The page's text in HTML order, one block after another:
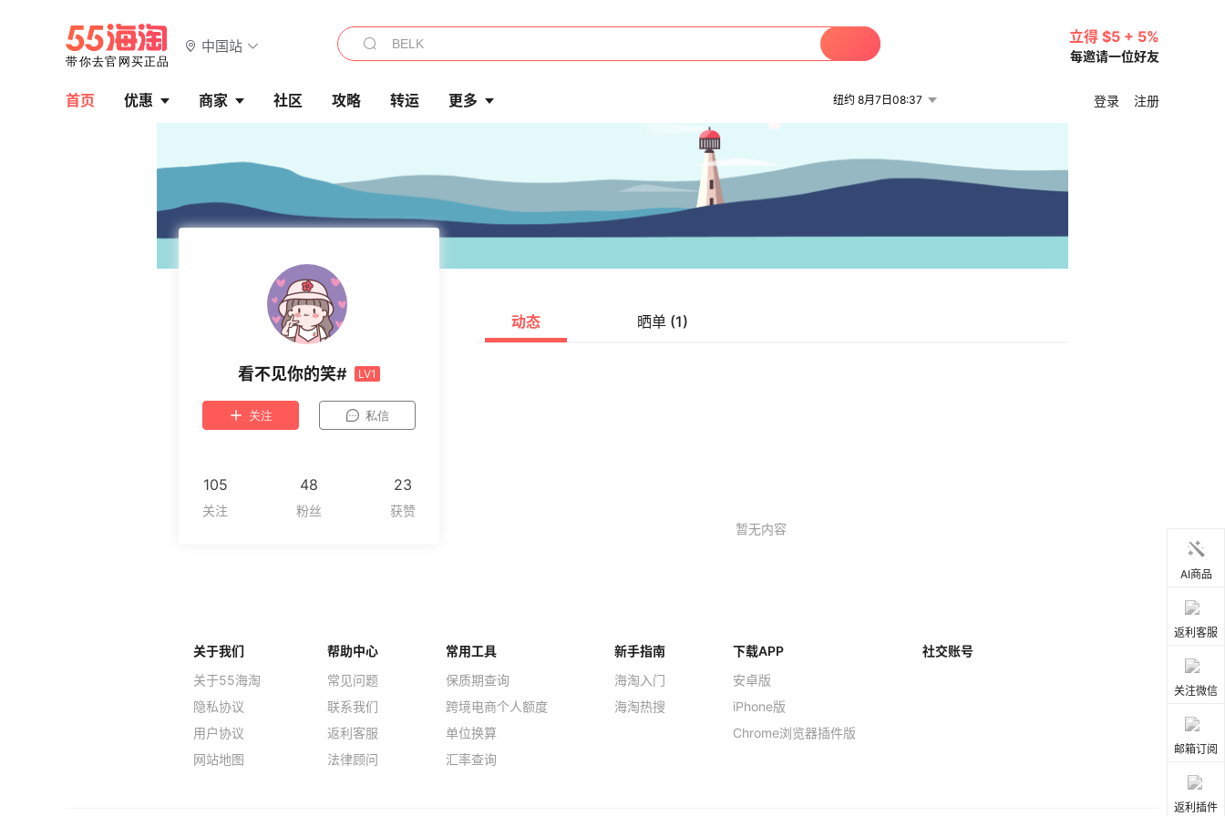
中国站
立得 $5 + 5%
每邀请一位好友
首页 优惠 商家 社区 攻略 转运 更多 纽约 8月7日08:37 登录 注册
看不见你的笑# LV1
关注 私信
105 48 23
动态 晒单 (1)
AI商品
返利客服
关注微信
邮箱订阅
返利插件
关于我们
关于55海淘
隐私协议
用户协议
网站地图
帮助中心
常见问题
联系我们
返利客服
法律顾问
常用工具
保质期查询
跨境电商个人额度
单位换算
汇率查询
新手指南
海淘入门
海淘热搜
下载APP
安卓版
iPhone版
Chrome浏览器插件版
社交账号